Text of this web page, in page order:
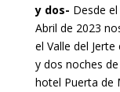
y dos- Desde
Abril de 2023
el Valle del
y dos noches
hotel Puerta de